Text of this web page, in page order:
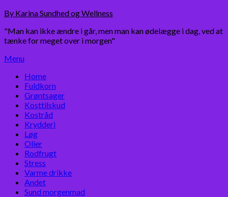
Skip
content
By Karina Sundhed og Wellness
"Man kan ikke ændre i går, men man kan ødelægge i dag, ved at
tænke for meget over i morgen"
Menu
Home
Fuldkorn
Grøntsager
Kosttilskud
Kostråd
Krydderi
Løg
Olier
Rodfrugt
Stress
Varme drikke
Andet
Sund morgenmad